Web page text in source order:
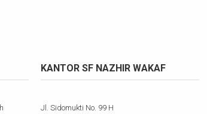
KANTOR SF NAZHIR WAKAF
Jl. Sidomukti No. 99 H